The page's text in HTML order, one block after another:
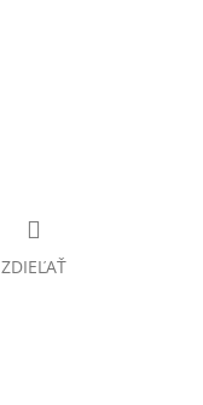
ZDIEĽAŤ